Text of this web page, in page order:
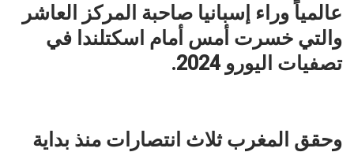
عالمياً وراء إسبانيا صاحبة المركز العاشر
والتي خسرت أمس أمام اسكتلندا في
تصفيات اليورو 2024.
وحقق المغرب ثلاث انتصارات منذ بداية